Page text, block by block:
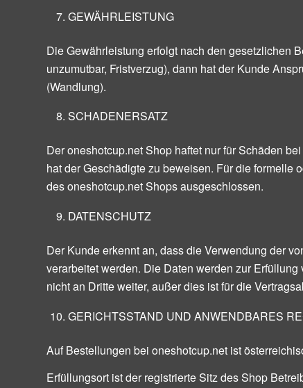
GEWÄHRLEISTUNG
Die Gewährleistung erfolgt nach den gesetzlichen
unzumutbar, Fristverzug), dann hat der Kunde
(Wandlung).
SCHADENERSATZ
Der oneshotcup.net Shop haftet nur für Schäden
hat der Geschädigte zu beweisen. Für die
des oneshotcup.net Shops ausgeschlossen.
DATENSCHUTZ
Der Kunde erkennt an, dass die Verwendung der
verarbeitet werden. Die Daten werden zur
nicht an Dritte weiter, außer dies ist für die
GERICHTSSTAND UND ANWENDBARES
Auf Bestellungen bei oneshotcup.net ist
Erfüllungsort ist der registrierte Sitz des Shop